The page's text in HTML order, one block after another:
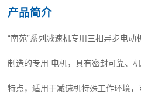
产品简介
“南苑”系列减速机专用三相异步电
制造的专用 电机，具有密封可靠、
特点，适用于减速机特殊工作环境